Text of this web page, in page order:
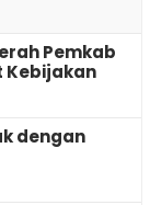
Pemkab
dengan